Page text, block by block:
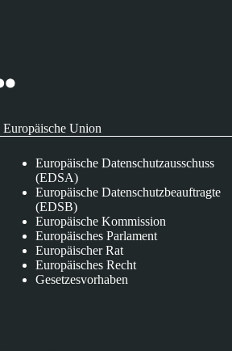
Europäische Union
Europäische Datenschutzausschuss
(EDSA)
Europäische Datenschutzbeauftragte
(EDSB)
Europäische Kommission
Europäisches Parlament
Europäischer Rat
Europäisches Recht
Gesetzesvorhaben